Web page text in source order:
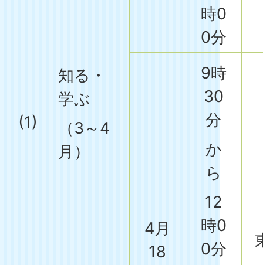
(1)
知る・
学ぶ
（3～4
月）
時0
0分
4月
18
9時
30
分
か
ら
12
時0
0分